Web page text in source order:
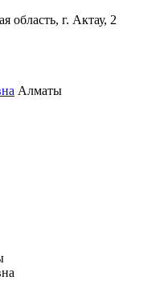
область, г. Актау, 2
Алматы